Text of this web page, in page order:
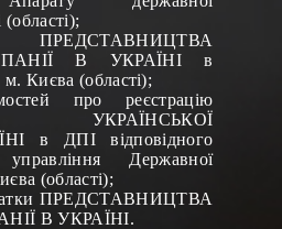
(області);
ПРЕДСТАВНИЦТВА
В УКРАЇНІ в
м. Києва (області);
про реєстрацію
УКРАЇНСЬКОЇ
в ДПІ відповідного
Державної
(області);
ПРЕДСТАВНИЦТВА
В УКРАЇНІ.